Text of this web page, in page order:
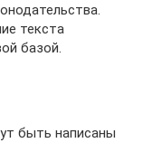
текста
базой.
быть написаны